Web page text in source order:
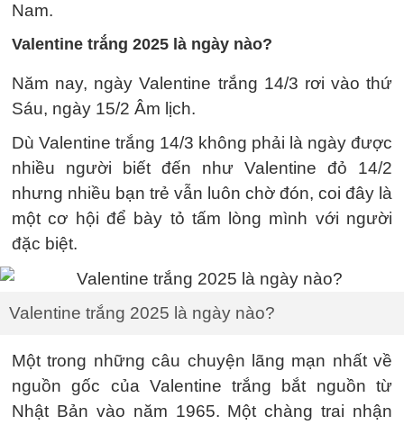
Nam.
Valentine trắng 2025 là ngày nào?
Năm nay, ngày Valentine trắng 14/3 rơi vào thứ
Sáu, ngày 15/2 Âm lịch.
Dù Valentine trắng 14/3 không phải là ngày được
nhiều người biết đến như Valentine đỏ 14/2
nhưng nhiều bạn trẻ vẫn luôn chờ đón, coi đây là
một cơ hội để bày tỏ tấm lòng mình với người
đặc biệt.
Valentine trắng 2025 là ngày nào?
Một trong những câu chuyện lãng mạn nhất về
nguồn gốc của Valentine trắng bắt nguồn từ
Nhật Bản vào năm 1965. Một chàng trai nhận